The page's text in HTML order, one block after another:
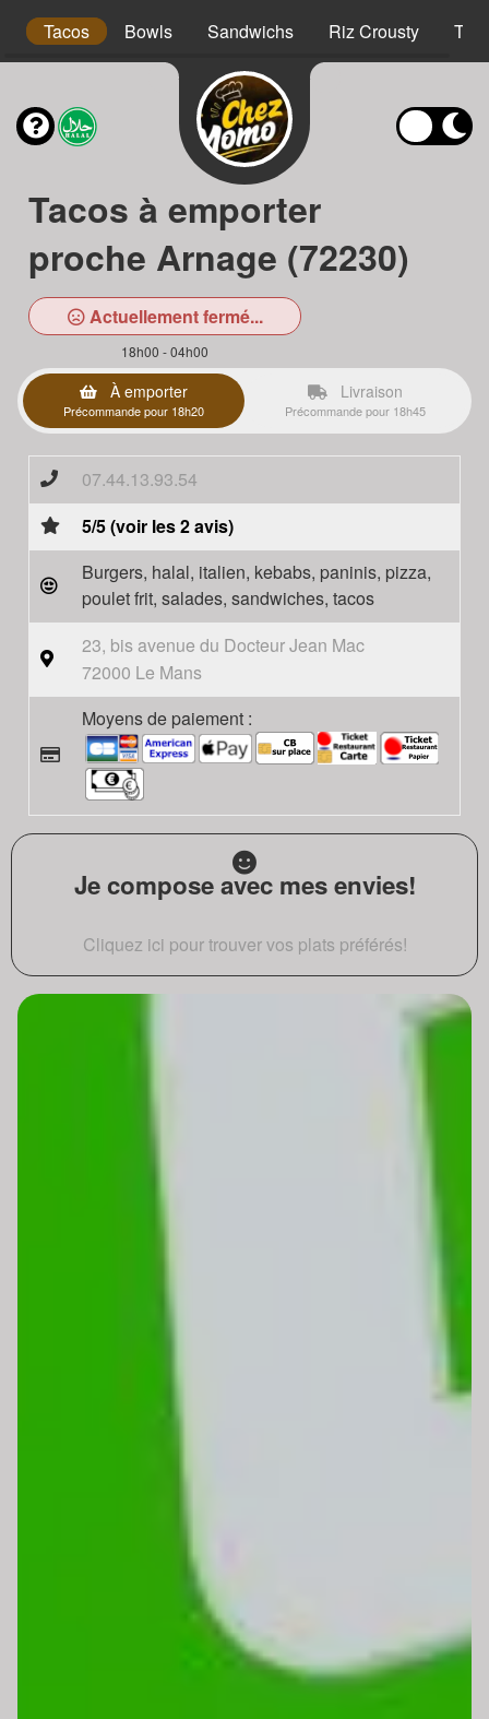
Tacos Bowls Sandwichs Riz Crousty Tex
Tacos à emporter
proche Arnage (72230)
Actuellement fermé...
18h00 - 04h00
À emporter
Précommande pour 18h20
Livraison
Précommande pour 18h45
07.44.13.93.54
5/5 (voir les 2 avis)
Burgers, halal, italien, kebabs, paninis, pizza,
poulet frit, salades, sandwiches, tacos
23, bis avenue du Docteur Jean Mac
72000 Le Mans
Moyens de paiement :
Je compose avec mes envies!
Cliquez ici pour trouver vos plats préférés!